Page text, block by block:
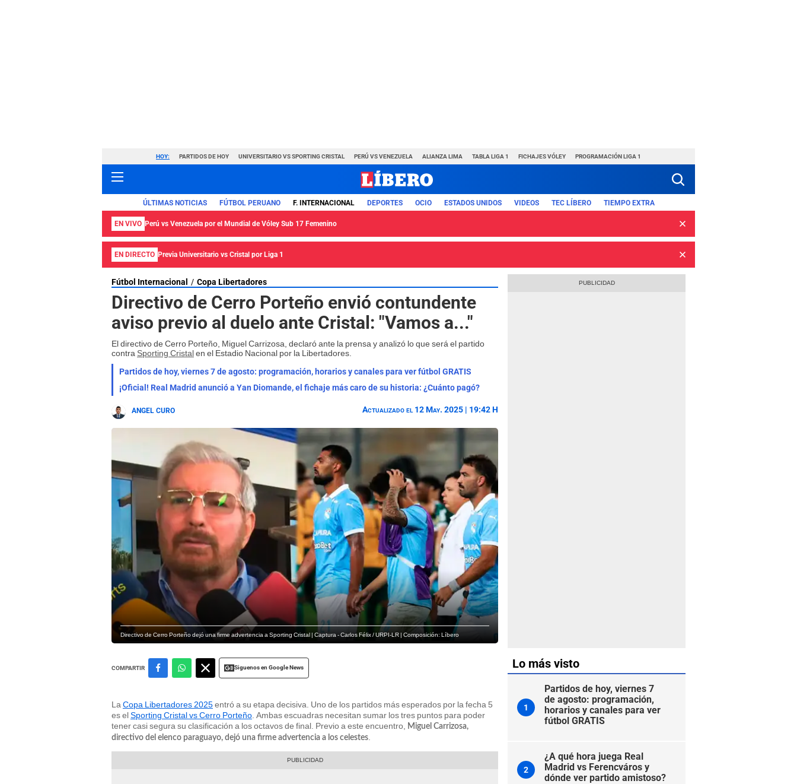
HOY: PARTIDOS DE HOY UNIVERSITARIO VS SPORTING CRISTAL PERÚ VS VENEZUELA ALIANZA LIMA TABLA LIGA 1 FICHAJES VÓLEY PROGRAMACIÓN LIGA 1
ÚLTIMAS NOTICIAS FÚTBOL PERUANO F. INTERNACIONAL DEPORTES OCIO ESTADOS UNIDOS VIDEOS TEC LÍBERO TIEMPO EXTRA
EN VIVO Perú vs Venezuela por el Mundial de Vóley Sub 17 Femenino
EN DIRECTO Previa Universitario vs Cristal por Liga 1
Fútbol Internacional Copa Libertadores
Directivo de Cerro Porteño envió contundente
aviso previo al duelo ante Cristal: "Vamos a..."
El directivo de Cerro Porteño, Miguel Carrizosa, declaró ante la prensa y analizó lo que será el partido
contra Sporting Cristalen el Estadio Nacional por la Libertadores.
Partidos de hoy, viernes 7 de agosto: programación, horarios y canales para ver fútbol GRATIS
¡Oficial! Real Madrid anunció a Yan Diomande, el fichaje más caro de su historia: ¿Cuánto pagó?
ANGEL CURO Actualizado el 12 May. 2025 | 19:42 H
Directivo de Cerro Porteño dejó una firme advertencia a Sporting Cristal | Captura - Carlos Félix / URPI-LR | Composición: Líbero
COMPARTIR Siguenos en Google News
La Copa Libertadores 2025entró a su etapa decisiva. Uno de los partidos más esperados por la fecha 5
es elSporting Cristal vs Cerro Porteño . Ambas escuadras necesitan sumar los tres puntos para poder
tener casi segura su clasificación a los octavos de final. Previo a este encuentro,
Miguel Carrizosa,
directivo del elenco paraguayo, dejó una firme advertencia a los celestes
Lo más visto
1
Partidos de hoy, viernes 7
de agosto: programación,
horarios y canales para ver
fútbol GRATIS
2
¿A qué hora juega Real
Madrid vs Ferencváros y
dónde ver partido amistoso?